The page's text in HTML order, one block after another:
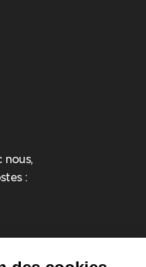
nous,
: